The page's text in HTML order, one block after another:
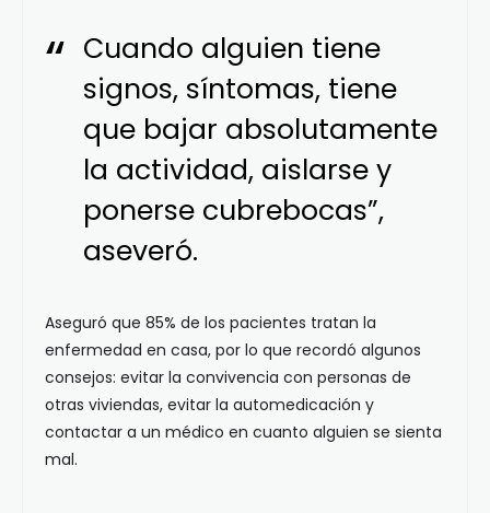
Cuando alguien tiene
signos, síntomas, tiene
que bajar absolutamente
la actividad, aislarse y
ponerse cubrebocas”,
aseveró.
Aseguró que 85% de los pacientes tratan la
enfermedad en casa, por lo que recordó algunos
consejos: evitar la convivencia con personas de
otras viviendas, evitar la automedicación y
contactar a un médico en cuanto alguien se sienta
mal.